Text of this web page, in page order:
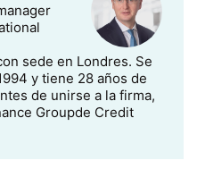
sede en Londres. Se
y tiene 28 años de
de unirse a la firma,
Groupde Credit